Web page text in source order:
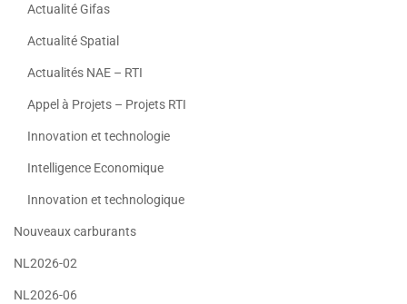
Actualité Gifas
Actualité Spatial
Actualités NAE – RTI
Appel à Projets – Projets RTI
Innovation et technologie
Intelligence Economique
Innovation et technologique
Nouveaux carburants
NL2026-02
NL2026-06